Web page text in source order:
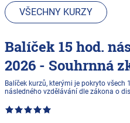
VŠECHNY KURZY
Balíček 15 hod.
2026 - Souhrnná
Balíček kurzů, kterými je pokryto
následného vzdělávání dle zákona o